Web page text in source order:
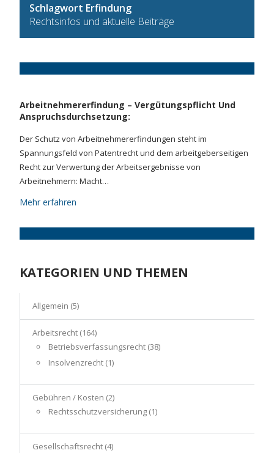
Schlagwort Erfindung
Rechtsinfos und aktuelle Beiträge
Arbeitnehmererfindung – Vergütungspflicht Und
Anspruchsdurchsetzung:
Der Schutz von Arbeitnehmererfindungen steht im
Spannungsfeld von Patentrecht und dem arbeitgeberseitigen
Recht zur Verwertung der Arbeitsergebnisse von
Arbeitnehmern: Macht…
Mehr erfahren
KATEGORIEN UND THEMEN
Allgemein (5)
Arbeitsrecht (164)
Betriebsverfassungsrecht (38)
Insolvenzrecht (1)
Gebühren / Kosten (2)
Rechtsschutzversicherung (1)
Gesellschaftsrecht (4)